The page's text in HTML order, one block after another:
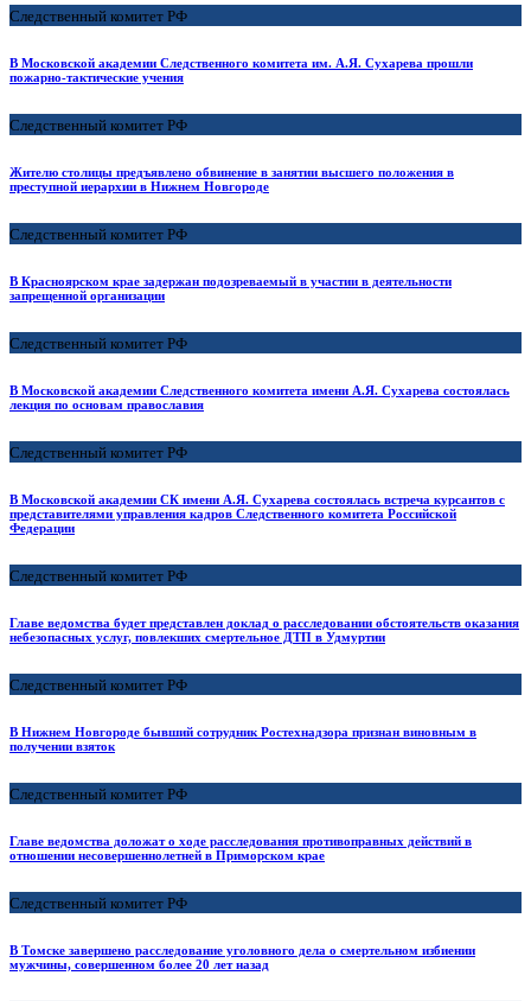
Следственный комитет РФ
В Московской академии Следственного комитета им. А.Я. Сухарева прошли
пожарно-тактические учения
Следственный комитет РФ
Жителю столицы предъявлено обвинение в занятии высшего положения в
преступной иерархии в Нижнем Новгороде
Следственный комитет РФ
В Красноярском крае задержан подозреваемый в участии в деятельности
запрещенной организации
Следственный комитет РФ
В Московской академии Следственного комитета имени А.Я. Сухарева состоялась
лекция по основам православия
Следственный комитет РФ
В Московской академии СК имени А.Я. Сухарева состоялась встреча курсантов с
представителями управления кадров Следственного комитета Российской
Федерации
Следственный комитет РФ
Главе ведомства будет представлен доклад о расследовании обстоятельств оказания
небезопасных услуг, повлекших смертельное ДТП в Удмуртии
Следственный комитет РФ
В Нижнем Новгороде бывший сотрудник Ростехнадзора признан виновным в
получении взяток
Следственный комитет РФ
Главе ведомства доложат о ходе расследования противоправных действий в
отношении несовершеннолетней в Приморском крае
Следственный комитет РФ
В Томске завершено расследование уголовного дела о смертельном избиении
мужчины, совершенном более 20 лет назад